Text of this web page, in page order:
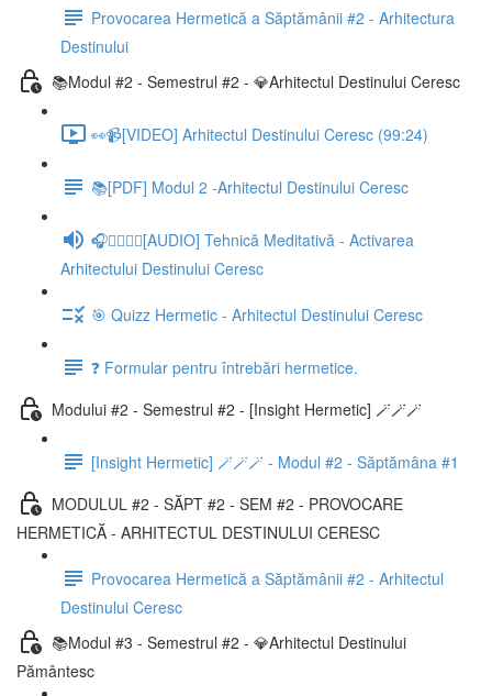
Provocarea Hermetică a Săptămânii #2 - Arhitectura
Destinului
📚Modul #2 - Semestrul #2 - 💎Arhitectul Destinului Ceresc
👀📹[VIDEO] Arhitectul Destinului Ceresc (99:24)
📚[PDF] Modul 2 -Arhitectul Destinului Ceresc
🎧🧘‍♂️🧘‍♀️[AUDIO] Tehnică Meditativă - Activarea
Arhitectului Destinului Ceresc
🎯 Quizz Hermetic - Arhitectul Destinului Ceresc
❓ Formular pentru întrebări hermetice.
Modului #2 - Semestrul #2 - [Insight Hermetic] 🪄🪄🪄
[Insight Hermetic] 🪄🪄🪄 - Modul #2 - Săptămâna #1
MODULUL #2 - SĂPT #2 - SEM #2 - PROVOCARE
HERMETICĂ - ARHITECTUL DESTINULUI CERESC
Provocarea Hermetică a Săptămânii #2 - Arhitectul
Destinului Ceresc
📚Modul #3 - Semestrul #2 - 💎Arhitectul Destinului
Pământesc